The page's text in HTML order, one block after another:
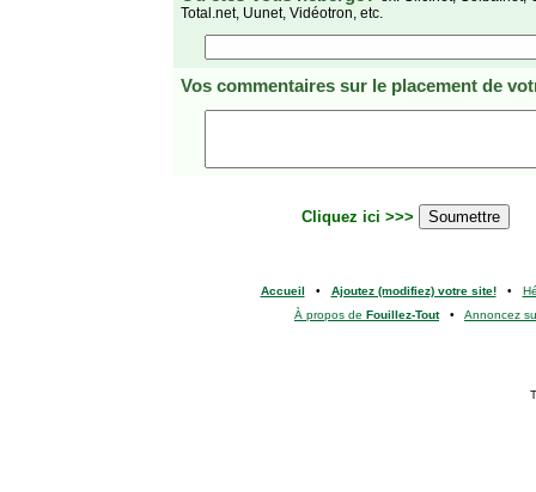
Total.net, Uunet, Vidéotron, etc.
Vos commentaires sur le placement de
Cliquez ici >>>
Accueil • Ajoutez (modifiez) votre site!•
À propos de Fouillez-Tout• Annoncez